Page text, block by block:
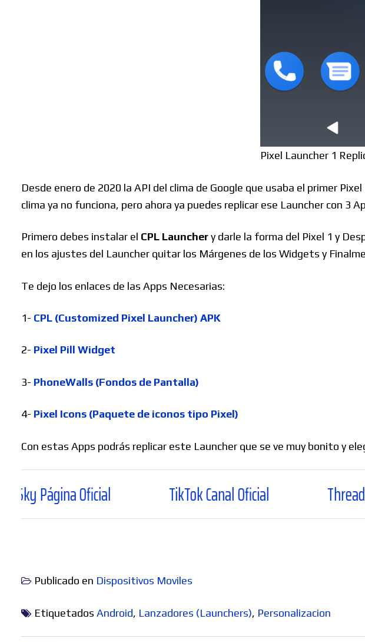
Pixel Launcher 1
Desde enero de 2020 la API del clima de Google que usaba el primer
clima ya no funciona, pero ahora ya puedes replicar ese Launcher con 3
Primero debes instalar el CPL Launchery darle la forma del Pixel 1 y
en los ajustes del Launcher quitar los Márgenes de los Widgets y
Te dejo los enlaces de las Apps Necesarias:
1- CPL (Customized Pixel Launcher) APK
2- Pixel Pill Widget
3- PhoneWalls (Fondos de Pantalla)
4- Pixel Icons (Paquete de iconos tipo Pixel)
Con estas Apps podrás replicar este Launcher que se ve muy bonito y
TikTok Canal Oficial Threads Página
Publicado en Dispositivos Moviles
Etiquetados Android, Lanzadores (Launchers), Personalizacion